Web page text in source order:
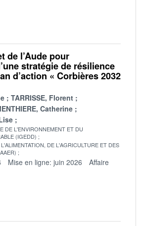
de l’Aude pour
stratégie de résilience
d’action « Corbières 2032
TARRISSE, Florent
Catherine
DE L'ENVIRONNEMENT ET DU
(IGEDD)
DE L'AGRICULTURE ET DES
Mise en ligne: juin 2026
Affaire